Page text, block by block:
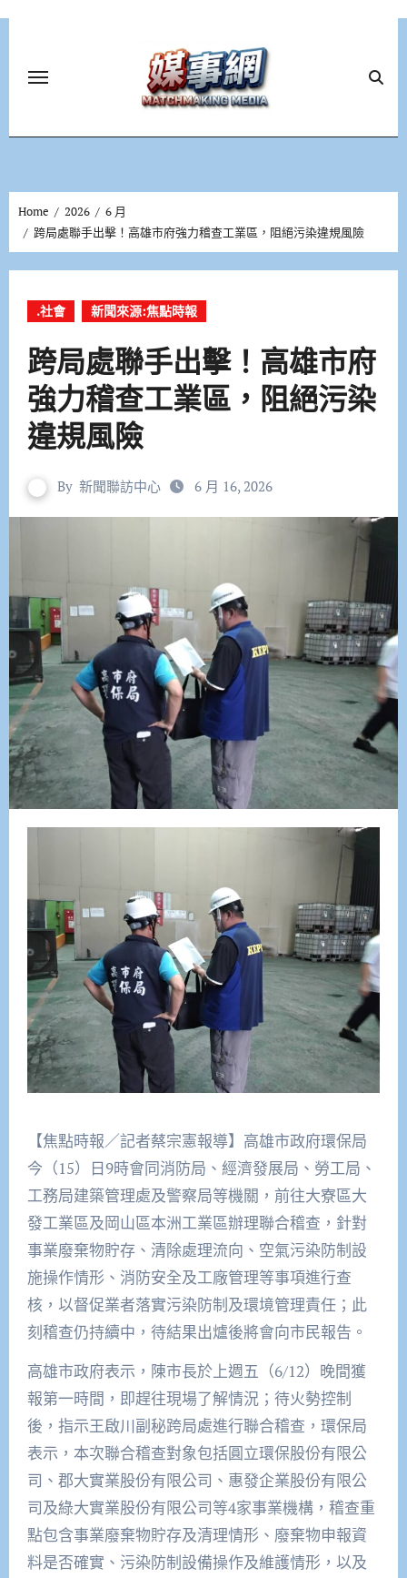
Home 2026
6 月
跨局處聯手出擊！高雄市府強力稽查工業區，阻絕污染違規風險
.社會 新聞來源:焦點時報
跨局處聯手出擊！高雄市府
強力稽查工業區，阻絕污染
違規風險
By 新聞聯訪中心 6 月 16, 2026
【焦點時報／記者蔡宗憲報導】高雄市政府環保局
今（15）日9時會同消防局、經濟發展局、勞工局、
工務局建築管理處及警察局等機關，前往大寮區大
發工業區及岡山區本洲工業區辦理聯合稽查，針對
事業廢棄物貯存、清除處理流向、空氣污染防制設
施操作情形、消防安全及工廠管理等事項進行查
核，以督促業者落實污染防制及環境管理責任；此
刻稽查仍持續中，待結果出爐後將會向市民報告。
高雄市政府表示，陳市長於上週五（6/12）晚間獲
報第一時間，即趕往現場了解情況；待火勢控制
後，指示王啟川副秘跨局處進行聯合稽查，環保局
表示，本次聯合稽查對象包括圓立環保股份有限公
司、郡大實業股份有限公司、惠發企業股份有限公
司及綠大實業股份有限公司等4家事業機構，稽查重
點包含事業廢棄物貯存及清理情形、廢棄物申報資
料是否確實、污染防制設備操作及維護情形，以及